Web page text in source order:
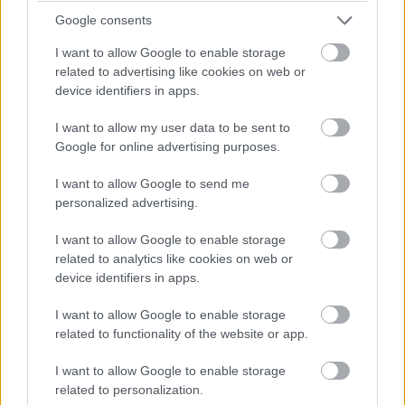
Google consents
I want to allow Google to enable storage
related to advertising like cookies on web or
device identifiers in apps.
I want to allow my user data to be sent to
Google for online advertising purposes.
I want to allow Google to send me
personalized advertising.
I want to allow Google to enable storage
related to analytics like cookies on web or
device identifiers in apps.
I want to allow Google to enable storage
related to functionality of the website or app.
I want to allow Google to enable storage
related to personalization.
Balogh Tamás
Newey biztos benne, hogy Alonso marad az
Aston Martinnál
Meggyőződése Adrian Newey-nak, hogy Fernando Alonso
benne, hogy ez a jövőben is így marad. Bár a korábbi hetekben
felröppentek találgatások arról, hogy a kétszeres F1-es
hoz, maga a spanyol többször is hűségesküt tett az Aston
mellett – igaz, a szavai azért arra engednek következtetni, hogy
az még nem dőlt el, hogy versenyzői minőségben teszi-e ezt,
mivel utalt rá, hogy az új szabályrendszerben már nem élvezi
annyira a vezetést mindig.
Hasonlóra utalhattak Newey szavai is, amikor arról kérdezték
fontos számukra, hogy megtartsák Alonsót, és szerintük
sikerülni fog-e ez az istálló gyenge szereplése fényében is: